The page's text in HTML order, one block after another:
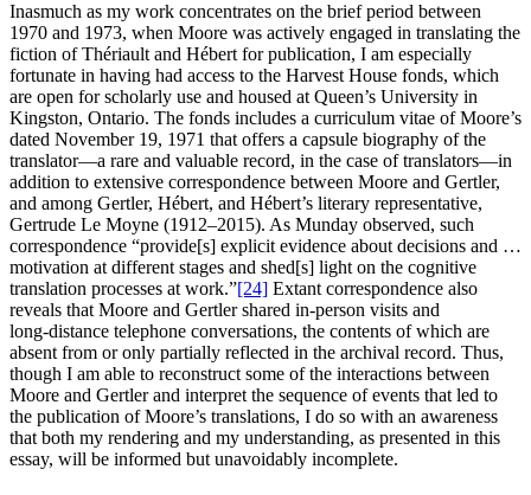
Inasmuch as my work concentrates on the brief period between
1970 and 1973, when Moore was actively engaged in translating the
fiction of Thériault and Hébert for publication, I am especially
fortunate in having had access to the Harvest House fonds, which
are open for scholarly use and housed at Queen’s University in
Kingston, Ontario. The fonds includes a curriculum vitae of Moore’s
dated November 19, 1971 that offers a capsule biography of the
translator—a rare and valuable record, in the case of translators—in
addition to extensive correspondence between Moore and Gertler,
and among Gertler, Hébert, and Hébert’s literary representative,
Gertrude Le Moyne (1912–2015). As Munday observed, such
correspondence “provide[s] explicit evidence about decisions and …
motivation at different stages and shed[s] light on the cognitive
translation processes at work.”[24] Extant correspondence also
reveals that Moore and Gertler shared in‑person visits and
long‑distance telephone conversations, the contents of which are
absent from or only partially reflected in the archival record. Thus,
though I am able to reconstruct some of the interactions between
Moore and Gertler and interpret the sequence of events that led to
the publication of Moore’s translations, I do so with an awareness
that both my rendering and my understanding, as presented in this
essay, will be informed but unavoidably incomplete.